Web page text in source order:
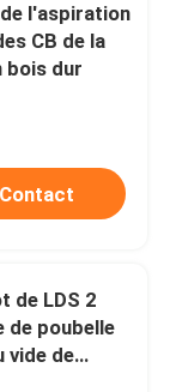
l'aspiration
CB de la
bois dur
Contact
de LDS 2
de poubelle
vide de